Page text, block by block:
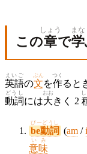
この章
しょう
で学
まな
英語
えいご
の文
ぶん
を作
つく
ると
動詞
どうし
には大
おお
きく 2
be動詞
びーどうし
(am /
意味
いみ